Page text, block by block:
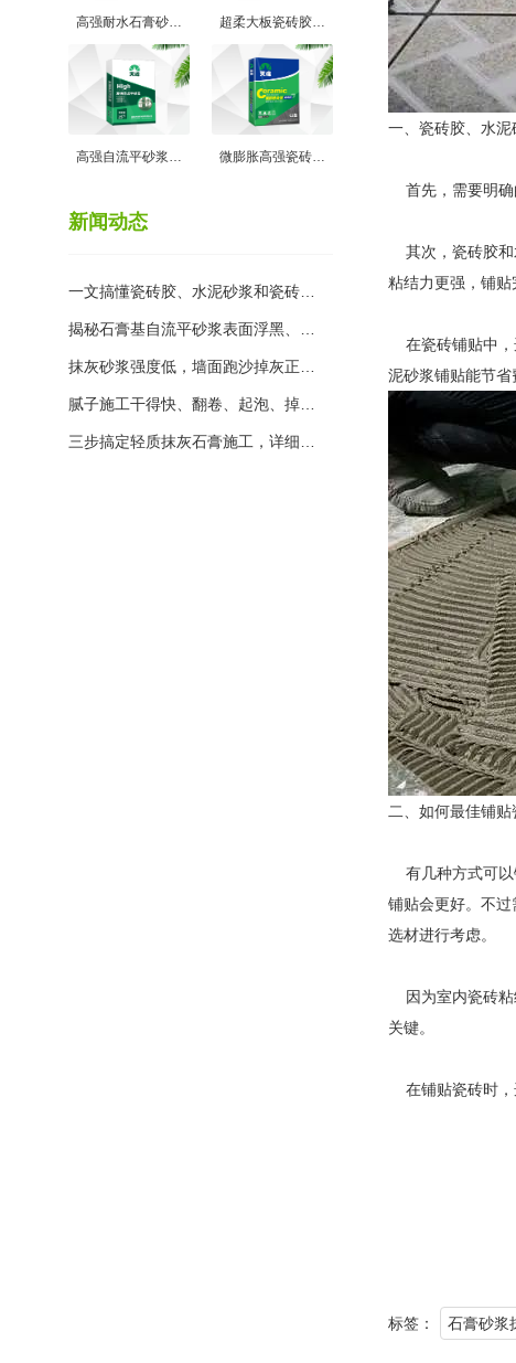
高强耐水石膏砂… 超柔大板瓷砖胶…
高强自流平砂浆… 微膨胀高强瓷砖…
新闻动态
一文搞懂瓷砖胶、水泥砂浆和瓷砖…
揭秘石膏基自流平砂浆表面浮黑、…
抹灰砂浆强度低，墙面跑沙掉灰正…
腻子施工干得快、翻卷、起泡、掉…
三步搞定轻质抹灰石膏施工，详细…
一、瓷砖胶、水泥
首先，需要明确
其次，瓷砖胶和
粘结力更强，铺贴
在瓷砖铺贴中，
泥砂浆铺贴能节省
二、如何最佳铺贴
有几种方式可以
铺贴会更好。不
选材进行考虑。
因为室内瓷砖粘
关键。
在铺贴瓷砖时，
标签： 石膏砂浆